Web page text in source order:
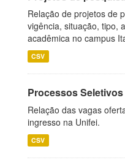
Relação de projetos de
vigência, situação, tipo,
acadêmica no campus
CSV
Processos Seletivos
Relação das vagas
ingresso na Unifei.
CSV